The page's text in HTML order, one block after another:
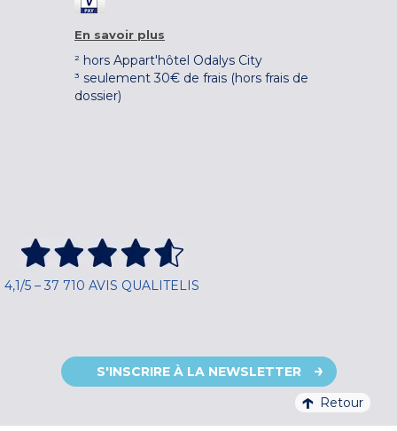
En savoir plus
² hors Appart'hôtel Odalys City
³ seulement 30€ de frais (hors frais de
dossier)
4,1/5 – 37 710 AVIS QUALITELIS
S'INSCRIRE À LA NEWSLETTER
Retour